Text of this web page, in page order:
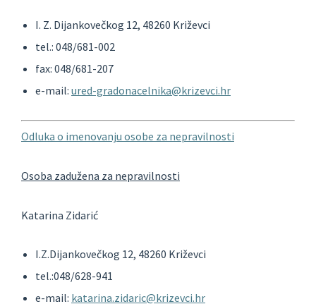
I. Z. Dijankovečkog 12, 48260 Križevci
tel.: 048/681-002
fax: 048/681-207
e-mail: ured-gradonacelnika@krizevci.hr
Odluka o imenovanju osobe za nepravilnosti
Osoba zadužena za nepravilnosti
Katarina Zidarić
I.Z.Dijankovečkog 12, 48260 Križevci
tel.:048/628-941
e-mail: katarina.zidaric@krizevci.hr